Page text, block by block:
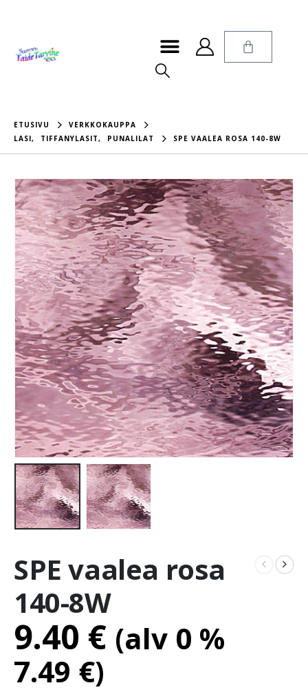
ETUSIVU
VERKKOKAUPPA
LASI, TIFFANYLASIT, PUNALILAT SPE VAALEA ROSA 140-8W
SPE vaalea rosa
140-8W
9.40 € (alv 0 %
7.49 €)